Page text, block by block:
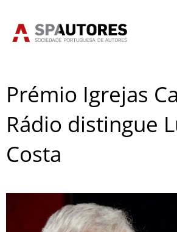
Prémio Igrejas
Rádio distingue
Costa